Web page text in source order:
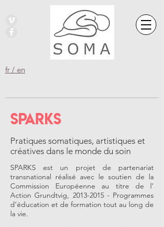
fr / en
sparks
Pratiques somatiques, artistiques et
créatives dans le monde du soin
SPARKS est un projet de partenariat
transnational réalisé avec le soutien de la
Commission Européenne au titre de l’
Action Grundtvig, 2013-2015- Programmes
d’éducation et de formation tout au long de
la vie.